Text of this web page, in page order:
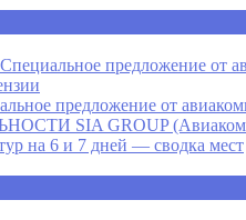
предложение от
предложение от
SIA GROUP
на 6 и 7 дней — сводка мест